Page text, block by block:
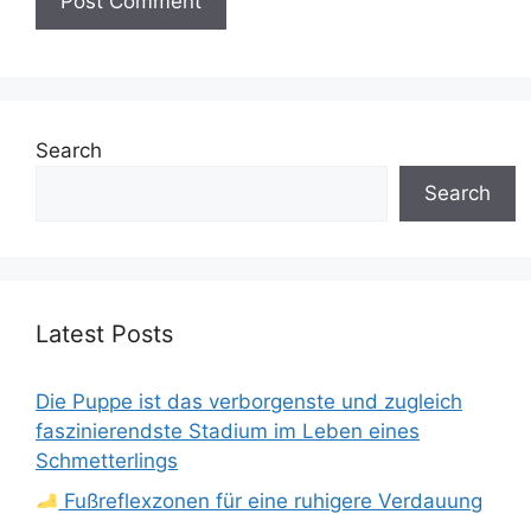
Search
Search
Latest Posts
Die Puppe ist das verborgenste und zugleich
faszinierendste Stadium im Leben eines
Schmetterlings
Fußreflexzonen für eine ruhigere Verdauung